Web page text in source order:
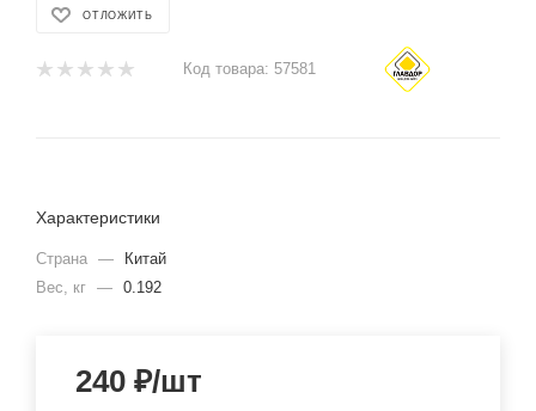
ОТЛОЖИТЬ
Код товара: 57581
Характеристики
Страна —
Китай
Вес, кг — 0.192
240 ₽/шт